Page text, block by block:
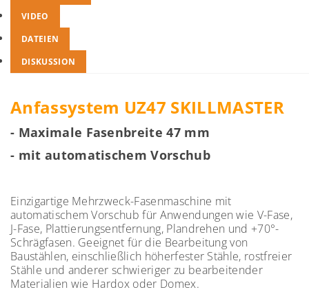
VIDEO
DATEIEN
DISKUSSION
Anfassystem UZ47 SKILLMASTER
- Maximale Fasenbreite 47 mm
- mit automatischem Vorschub
Einzigartige Mehrzweck-Fasenmaschine mit
automatischem Vorschub für Anwendungen wie V-Fase,
J-Fase, Plattierungsentfernung, Plandrehen und +70°-
Schrägfasen. Geeignet für die Bearbeitung von
Baustählen, einschließlich höherfester Stähle, rostfreier
Stähle und anderer schwieriger zu bearbeitender
Materialien wie Hardox oder Domex.